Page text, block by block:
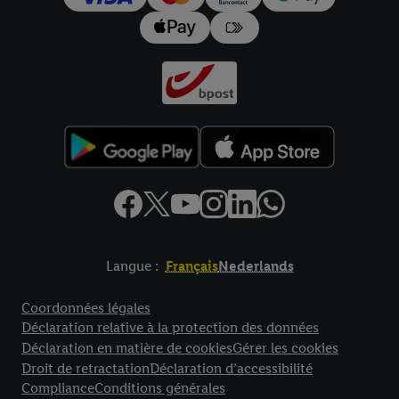
Langue : FrançaisNederlands
Coordonnées légales
Déclaration relative à la protection des données
Déclaration en matière de cookiesGérer les cookies
Droit de retractationDéclaration d’accessibilité
ComplianceConditions générales
.Vous trouverez les impressions ici.